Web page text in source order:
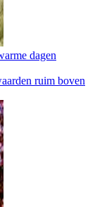
dagen
ruim boven